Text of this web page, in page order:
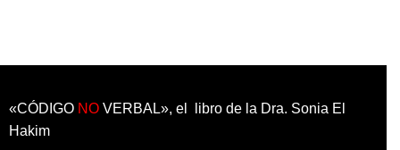
«CÓDIGO NO VERBAL», el libro de la Dra. Sonia El
Hakim